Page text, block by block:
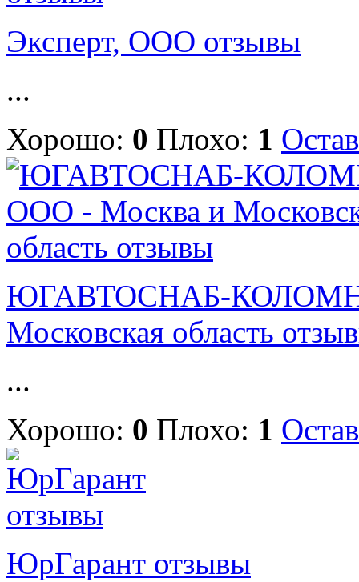
Эксперт, ООО отзывы
...
Хорошо: 0 Плохо: 1
ЮГАВТОСНАБ-
Московская область
...
Хорошо: 0 Плохо: 1
ЮрГарант отзывы